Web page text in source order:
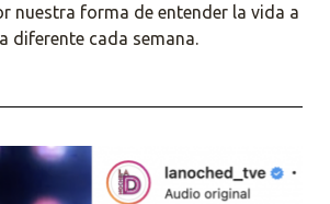
nuestra forma de entender la vida a
diferente cada semana.